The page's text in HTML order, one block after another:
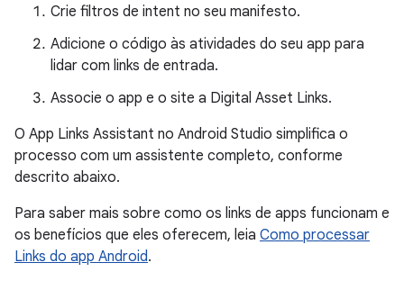
Crie filtros de intent no seu manifesto.
Adicione o código às atividades do seu app para
lidar com links de entrada.
Associe o app e o site a Digital Asset Links.
O App Links Assistant no Android Studio simplifica o
processo com um assistente completo, conforme
descrito abaixo.
Para saber mais sobre como os links de apps funcionam e
os benefícios que eles oferecem, leia Como processar
Links do app Android.